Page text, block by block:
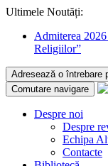
Ultimele Noutăți:
Admiterea
Religiilor”
Adresează o întrebare
Comutare navigare
Despre noi
Despre
Echipa
Contacte